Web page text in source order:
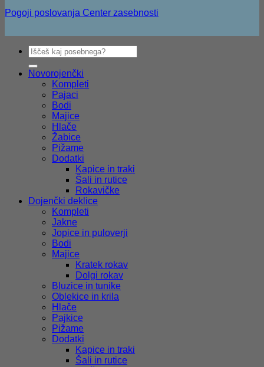
Pogoji poslovanja Center zasebnosti
Išči:
Novorojenčki
Kompleti
Pajaci
Bodi
Majice
Hlače
Žabice
Pižame
Dodatki
Kapice in traki
Šali in rutice
Rokavičke
Dojenčki deklice
Kompleti
Jakne
Jopice in puloverji
Bodi
Majice
Kratek rokav
Dolgi rokav
Bluzice in tunike
Oblekice in krila
Hlače
Pajkice
Pižame
Dodatki
Kapice in traki
Šali in rutice